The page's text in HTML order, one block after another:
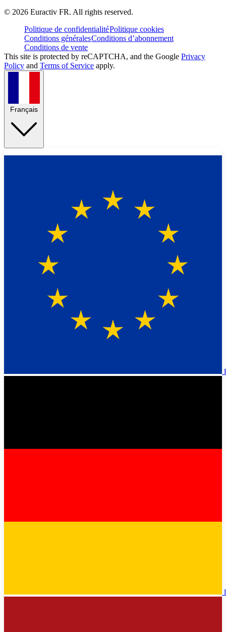
© 2026 Euractiv FR. All rights reserved.
Politique de confidentialitéPolitique cookies
Conditions généralesConditions d’abonnement
Conditions de vente
This site is protected by reCAPTCHA, and the Google Privacy
Policy and Terms of Service apply.
Français